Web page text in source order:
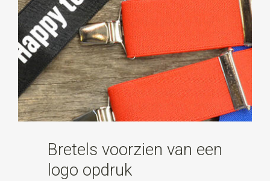
Bretels voorzien van een
logo opdruk